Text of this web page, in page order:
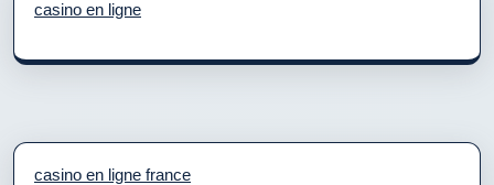
casino en ligne
casino en ligne france